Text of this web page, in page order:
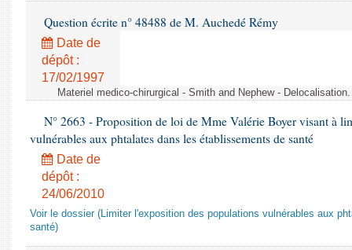
Question écrite n° 48488 de M. Auchedé Rémy
Date de
dépôt :
17/02/1997
Materiel medico-chirurgical - Smith and Nephew -
N° 2663 - Proposition de loi de Mme Valérie Boyer visant à
vulnérables aux phtalates dans les établissements de santé
Date de
dépôt :
24/06/2010
Voir le dossier (Limiter l'exposition des populations vulnérables aux
santé)